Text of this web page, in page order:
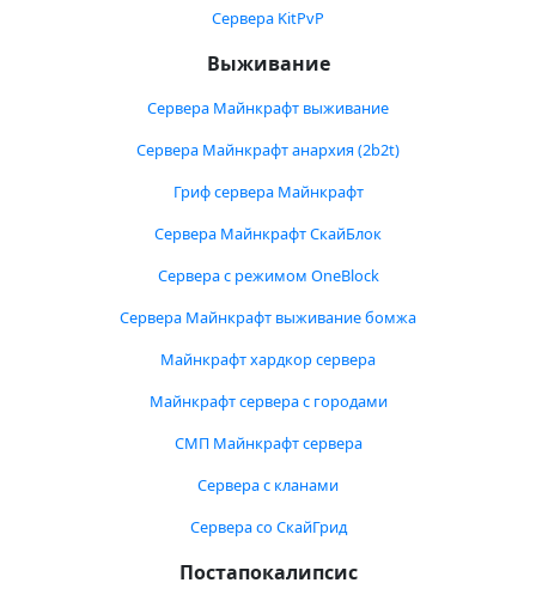
Сервера KitPvP
Выживание
Сервера Майнкрафт выживание
Сервера Майнкрафт анархия (2b2t)
Гриф сервера Майнкрафт
Сервера Майнкрафт СкайБлок
Сервера с режимом OneBlock
Сервера Майнкрафт выживание бомжа
Майнкрафт хардкор сервера
Майнкрафт сервера с городами
СМП Майнкрафт сервера
Сервера с кланами
Сервера со СкайГрид
Постапокалипсис